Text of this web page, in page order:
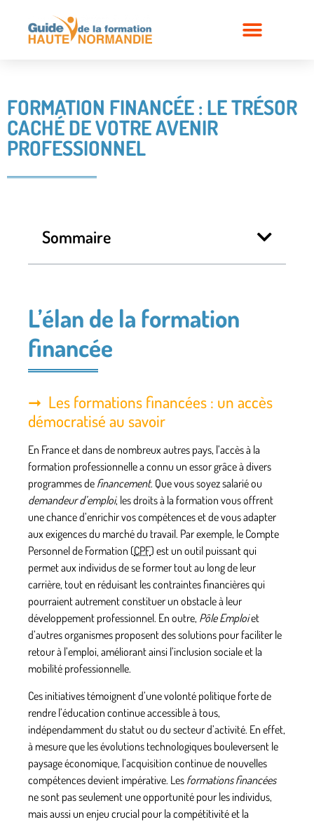
FORMATION FINANCÉE : LE TRÉSOR
CACHÉ DE VOTRE AVENIR
PROFESSIONNEL
Sommaire
L’élan de la formation
financée
Les formations financées : un accès
démocratisé au savoir
En France et dans de nombreux autres pays, l’accès à la
formation professionnellea connu un essor grâce à divers
programmes de financement. Que vous soyezsalariéou
demandeur d’emploi, lesdroitsà la formation vous offrent
une chance d’enrichir voscompétenceset de vous adapter
aux exigences du marché du travail. Par exemple, le Compte
Personnel de Formation (CPF) est un outil puissant qui
permet aux individus de se former tout au long de leur
carrière, tout en réduisant les contraintes financières qui
pourraient autrement constituer un obstacle à leur
développement professionnel. En outre, Pôle Emploiet
d’autres organismes proposent des solutions pour faciliter le
retour à l’emploi, améliorant ainsi l’inclusion sociale et la
mobilité professionnelle.
Ces initiatives témoignent d’une volonté politique forte de
rendre l’éducation continue accessible à tous,
indépendamment du statut ou du secteur d’activité. En effet,
à mesure que les évolutions technologiques bouleversent le
paysage économique, l’acquisition continue de nouvelles
compétences devient impérative. Les formations financées
ne sont pas seulement une opportunité pour les individus,
mais aussi un enjeu crucial pour la compétitivité et la